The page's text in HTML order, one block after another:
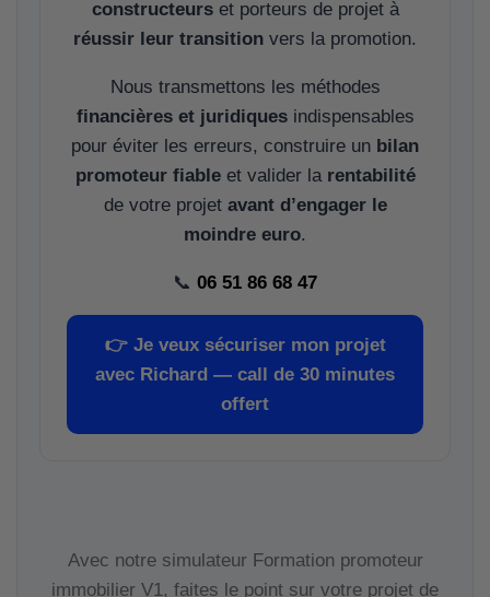
constructeurset porteurs de projet à
réussir leur transition vers la promotion.
Nous transmettons les méthodes
financières et juridiquesindispensables
pour éviter les erreurs, construire un bilan
promoteur fiableet valider la rentabilité
de votre projet avant d’engager le
moindre euro.
📞 06 51 86 68 47
👉 Je veux sécuriser mon projet
avec Richard — call de 30 minutes
offert
Avec notre simulateur Formation promoteur
immobilier V1, faites le point sur votre projet de